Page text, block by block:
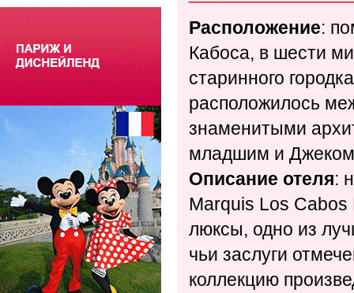
Расположение:
Кабоса, в шести
старинного
расположилось
знаменитыми
младшим и
Описание отеля:
Marquis Los Cabos
люксы, одно из
чьи заслуги
коллекцию